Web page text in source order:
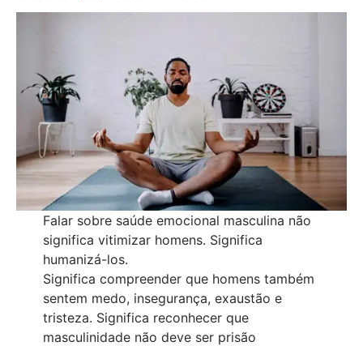
Falar sobre saúde emocional masculina não
significa vitimizar homens. Significa
humanizá-los.
Significa compreender que homens também
sentem medo, insegurança, exaustão e
tristeza. Significa reconhecer que
masculinidade não deve ser prisão